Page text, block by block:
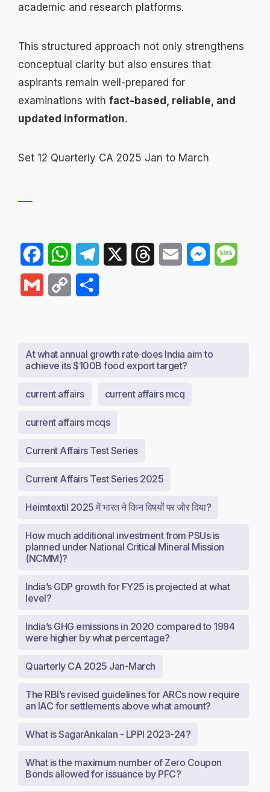
academic and research platforms.
This structured approach not only strengthens
conceptual clarity but also ensures that
aspirants remain well-prepared for
examinations with fact-based, reliable, and
updated information.
Set 12 Quarterly CA 2025 Jan to March
FacebookWhatsAppTelegram ThreadsEmail Messenger
Gmail
Copy
At what annual growth rate does India aim to
achieve its $100B food export target?
current affairs current affairs mcq
current affairs mcqs
Current Affairs Test Series
Current Affairs Test Series 2025
Heimtextil 2025 में भारत ने किन विषयों पर जोर दिया?
How much additional investment from PSUs is
planned under National Critical Mineral Mission
(NCMM)?
India’s GDP growth for FY25 is projected at what
level?
India’s GHG emissions in 2020 compared to 1994
were higher by what percentage?
Quarterly CA 2025 Jan-March
The RBI’s revised guidelines for ARCs now require
an IAC for settlements above what amount?
What is SagarAnkalan - LPPI 2023-24?
What is the maximum number of Zero Coupon
Bonds allowed for issuance by PFC?